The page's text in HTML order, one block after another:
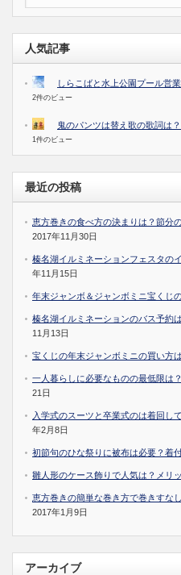
人気記事
しらこばと水上公園プール営
2件のビュー
鬼のパンツは替え歌の歌詞は
1件のビュー
最近の投稿
恵方巻きの食べ方の決まりは？節分
2017年11月30日
榛名湖イルミネーションフェスタの
年11月15日
年末ジャンボ＆ジャンボミニ宝くじ
榛名湖イルミネーションのバス予約
11月13日
宝くじの年末ジャンボミニの買い方
一人暮らしに必要なものの最低限は
21日
入学式のスーツと卒業式のは着回し
年2月8日
初節句のひな祭りに被布は必要？着
雛人形のケース飾りで人気は？メリ
恵方巻きの簡単な巻き方で巻きすな
2017年1月9日
アーカイブ